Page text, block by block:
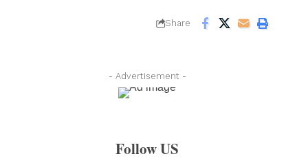
Share
- Advertisement -
Follow US